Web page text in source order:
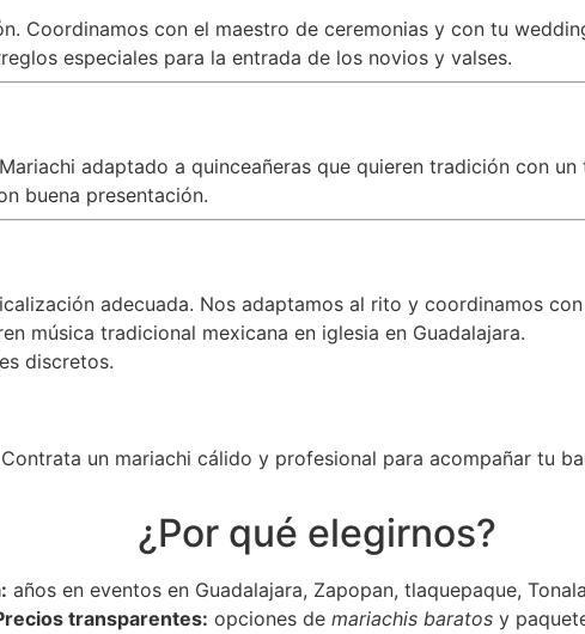
Coordinamos con el maestro de ceremonias y con tu
especiales para la entrada de los novios y valses.
adaptado a quinceañeras que quieren tradición con
buena presentación.
adecuada. Nos adaptamos al rito y coordinamos
música tradicional mexicana en iglesia en Guadalajara.
discretos.
un mariachi cálido y profesional para acompañar tu
¿Por qué elegirnos?
años en eventos en Guadalajara, Zapopan, tlaquepaque,
transparentes: opciones de mariachis baratos y